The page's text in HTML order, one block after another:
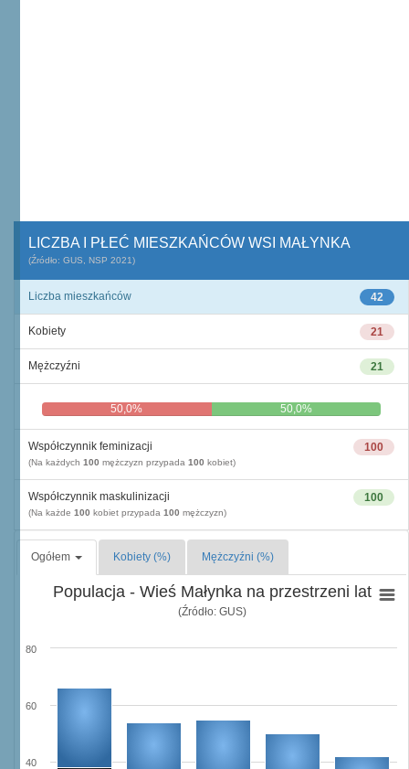
LICZBA I PŁEĆ MIESZKAŃCÓW WSI MAŁYNKA
(Źródło: GUS, NSP 2021)
42
Liczba mieszkańców
21
Kobiety
21
Mężczyźni
50,0% 50,0%
100
Współczynnik feminizacji
(Na każdych 100 mężczyzn przypada 100 kobiet)
100
Współczynnik maskulinizacji
(Na każde 100 kobiet przypada 100 mężczyzn)
Ogółem Kobiety (%) Mężczyźni (%)
Populacja - Wieś Małynka na przestrzeni lat
(Źródło: GUS)
40
60
80